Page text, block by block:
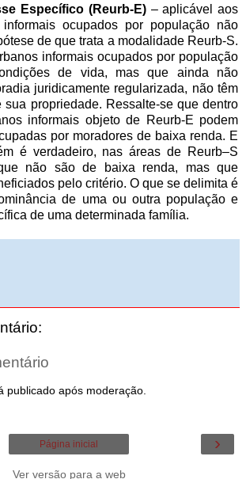
Específico (Reurb-E)– aplicável aos
ocupados por população não
de que trata a modalidade Reurb-S.
informais ocupados por população
de vida, mas que ainda não
juridicamente regularizada, não têm
sua propriedade. Ressalte-se que dentro
informais objeto de Reurb-E podem
por moradores de baixa renda. E
é verdadeiro, nas áreas de Reurb–S
não são de baixa renda, mas que
pelo critério. O que se delimita é
de uma ou outra população e
de uma determinada família.
publicado após moderação.
›
Página inicial
Ver versão para a web